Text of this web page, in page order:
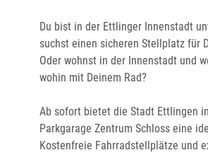
Du bist in der Ettlinger Innenstadt
suchst einen sicheren Stellplatz für
Oder wohnst in der Innenstadt und
wohin mit Deinem Rad?
Ab sofort bietet die Stadt Ettlingen
Parkgarage Zentrum Schloss eine
Kostenfreie Fahrradstellplätze und